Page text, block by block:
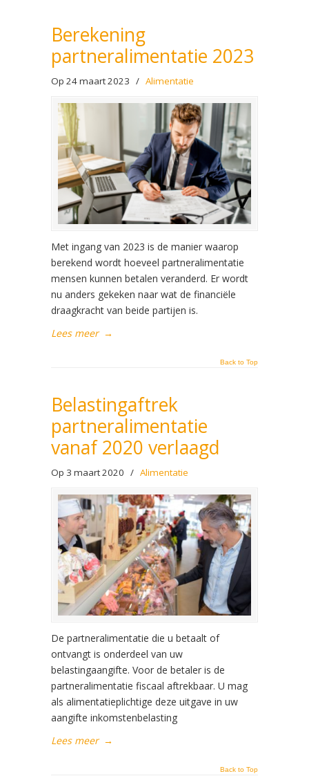
Berekening
partneralimentatie 2023
Op 24 maart 2023 / Alimentatie
Met ingang van 2023 is de manier waarop
berekend wordt hoeveel partneralimentatie
mensen kunnen betalen veranderd. Er wordt
nu anders gekeken naar wat de financiële
draagkracht van beide partijen is.
Lees meer →
Back to Top
Belastingaftrek
partneralimentatie
vanaf 2020 verlaagd
Op 3 maart 2020 / Alimentatie
De partneralimentatie die u betaalt of
ontvangt is onderdeel van uw
belastingaangifte. Voor de betaler is de
partneralimentatie fiscaal aftrekbaar. U mag
als alimentatieplichtige deze uitgave in uw
aangifte inkomstenbelasting
Lees meer →
Back to Top